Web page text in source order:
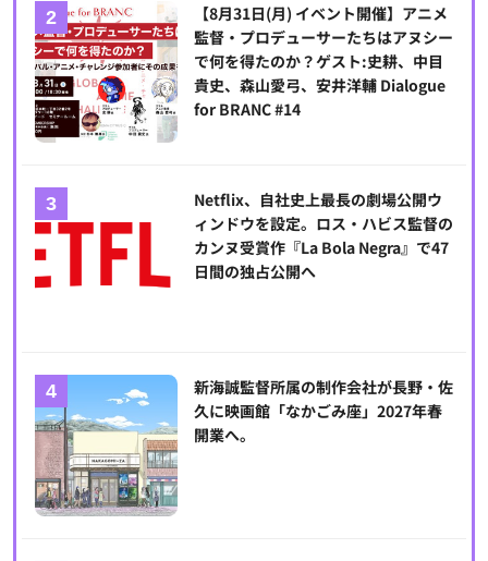
【8月31日(月) イベント開催】アニメ
監督・プロデューサーたちはアヌシー
で何を得たのか？ゲスト:史耕、中目
貴史、森山愛弓、安井洋輔 Dialogue
for BRANC #14
Netflix、自社史上最長の劇場公開ウ
ィンドウを設定。ロス・ハビス監督の
カンヌ受賞作『La Bola Negra』で47
日間の独占公開へ
新海誠監督所属の制作会社が長野・佐
久に映画館「なかごみ座」2027年春
開業へ。